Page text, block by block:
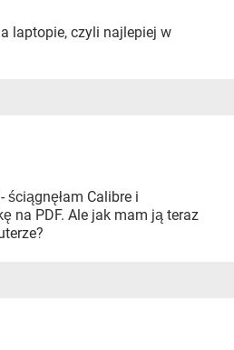
laptopie, czyli najlepiej w
ściągnęłam Calibre i
na PDF. Ale jak mam ją teraz